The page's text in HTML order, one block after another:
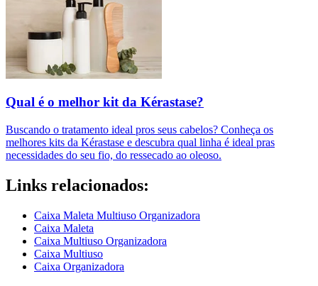
Qual é o melhor kit da Kérastase?
Buscando o tratamento ideal pros seus cabelos? Conheça os
melhores kits da Kérastase e descubra qual linha é ideal pras
necessidades do seu fio, do ressecado ao oleoso.
Links relacionados:
Caixa Maleta Multiuso Organizadora
Caixa Maleta
Caixa Multiuso Organizadora
Caixa Multiuso
Caixa Organizadora